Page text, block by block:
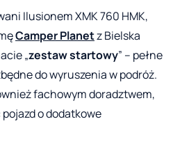
Ilusionem XMK 760 HMK,
Camper Planetz Bielska
„zestaw startowy” – pełne
do wyruszenia w podróż.
fachowym doradztwem,
o dodatkowe